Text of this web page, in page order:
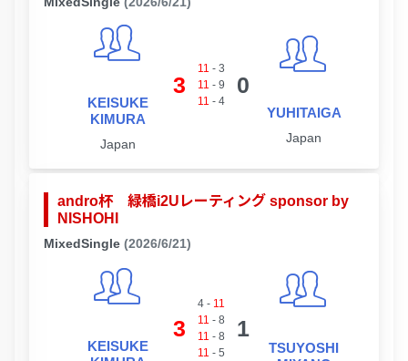
KEISUKE
KIMURA
Japan
3
11 - 3
11 - 9
11 - 4
0
YUHITAIGA
Japan
andro杯 緑橋i2Uレーティング sponsor by
NISHOHI
MixedSingle (2026/6/21)
KEISUKE
3
4- 11
11 - 8
11 - 8
11 - 5
1
TSUYOSHI